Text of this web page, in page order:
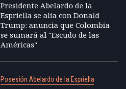
Presidente Abelardo de la
Espriella se alía con Donald
Trump: anuncia que Colombia
se sumará al "Escudo de las
Américas"
Posesión Abelardo de la Espriella